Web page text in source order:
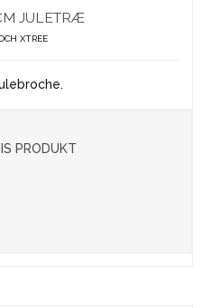
JULETRÆ
XTREE
PRODUKT